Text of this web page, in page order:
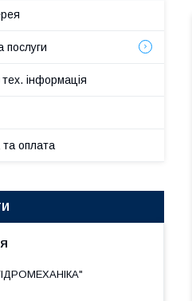
послуги
тех. інформація
та оплата